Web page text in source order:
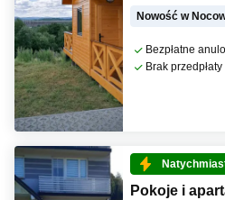
Nowość w
Bezpłatne
Brak przedpłaty
Pokoje i